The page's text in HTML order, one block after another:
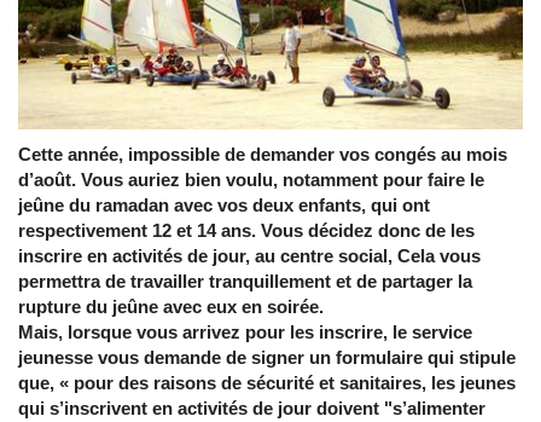
Cette année, impossible de demander vos congés au mois
d’août. Vous auriez bien voulu, notamment pour faire le
jeûne du ramadan avec vos deux enfants, qui ont
respectivement 12 et 14 ans. Vous décidez donc de les
inscrire en activités de jour, au centre social, Cela vous
permettra de travailler tranquillement et de partager la
rupture du jeûne avec eux en soirée.
Mais, lorsque vous arrivez pour les inscrire, le service
jeunesse vous demande de signer un formulaire qui stipule
que, « pour des raisons de sécurité et sanitaires, les jeunes
qui s’inscrivent en activités de jour doivent "s’alimenter